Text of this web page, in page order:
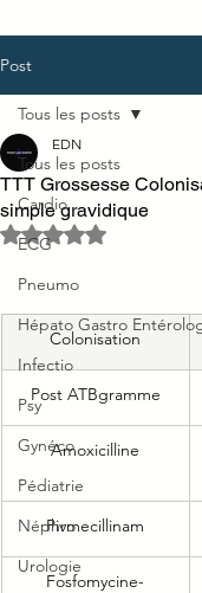
Post
Tous les posts
Cardio
ECG
Pneumo
Hépato Gastro
Infectio
Psy
Gynéco
Pédiatrie
Néphro
Urologie
Tous les posts
TTT Grossesse
simple gravidique
EDN
Noté NaN étoiles
Colonisation
Post ATBgramme
Amoxicilline
​Pivmecillinam
Fosfomycine-